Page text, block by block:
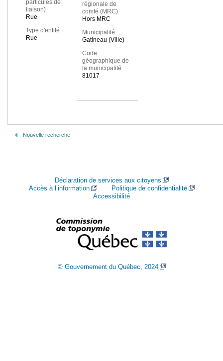
particules de
liaison)
Rue
Type d'entité
Rue
régionale de
comté (MRC)
Hors MRC
Municipalité
Gatineau (Ville)
Code
géographique de
la municipalité
81017
Nouvelle recherche
Déclaration de services aux citoyens
Accès à l’information
Politique de confidentialité
Accessibilité
© Gouvernement du Québec, 2024